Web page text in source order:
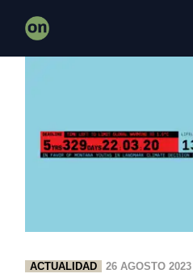
ACTUALIDAD 26 AGOSTO 2023